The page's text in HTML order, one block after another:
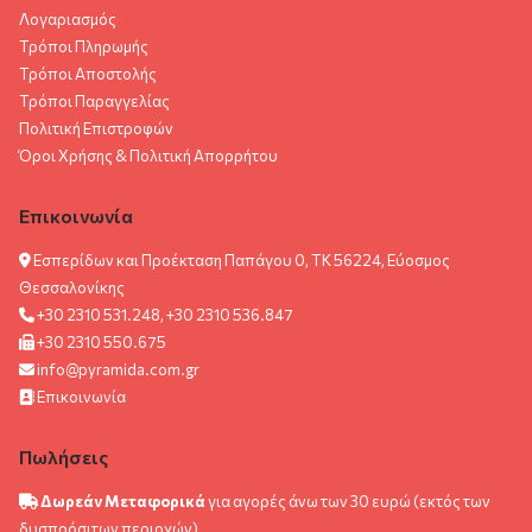
Λογαριασμός
Τρόποι Πληρωμής
Τρόποι Αποστολής
Τρόποι Παραγγελίας
Πολιτική Επιστροφών
Όροι Χρήσης & Πολιτική Aπορρήτου
Επικοινωνία
Εσπερίδων και Προέκταση Παπάγου 0, ΤΚ 56224, Εύοσμος
Θεσσαλονίκης
+30 2310 531.248, +30 2310 536.847
+30 2310 550.675
info@pyramida.com.gr
Επικοινωνία
Πωλήσεις
Δωρεάν Μεταφορικάγια αγορές άνω των 30 ευρώ (εκτός των
δυσπρόσιτων περιοχών)